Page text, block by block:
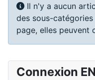
Info
Il n'y a aucun
des sous-
page, elles peuvent
Connexion